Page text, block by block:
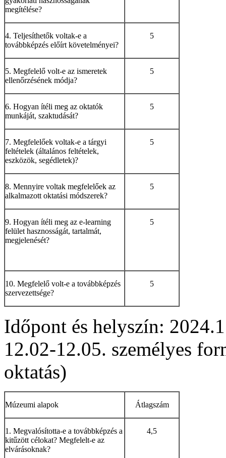
megítélése?
4. Teljesíthetők voltak-e a
továbbképzés előírt követelményei?
5
5. Megfelelő volt-e az ismeretek
ellenőrzésének módja?
5
6. Hogyan ítéli meg az oktatók
munkáját, szaktudását?
5
7. Megfelelőek voltak-e a tárgyi
feltételek (általános feltételek,
eszközök, segédletek)?
5
8. Mennyire voltak megfelelőek az
alkalmazott oktatási módszerek?
5
9. Hogyan ítéli meg az e-learning
felület hasznosságát, tartalmát,
megjelenését?
5
10. Megfelelő volt-e a továbbképzés
szervezettsége?
5
Időpont és helyszín:
12.02-12.05. személyes
oktatás)
Múzeumi alapok Átlagszám
1. Megvalósította-e a továbbképzés a
kitűzött célokat? Megfelelt-e az
elvárásoknak?
4,5